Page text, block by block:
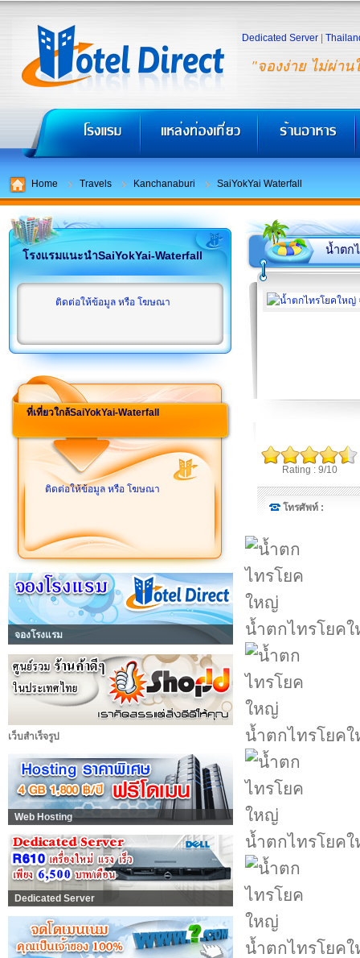
"จองง่าย ไม่ผ่าน
Dedicated Server
Home Travels Kanchanaburi SaiYokYai Waterfall
โรงแรมแนะนำSaiYokYai-Waterfall
ติดต่อให้ข้อมูล หรือ โฆษณา
ที่เที่ยวใกล้SaiYokYai-Waterfall
ติดต่อให้ข้อมูล หรือ โฆษณา
จองโรงแรม
เว็บสำเร็จรูป
Web Hosting
Dedicated Server
น้ำตก
Rating : 9/10
โทรศัพท์ :
น้ำตกไทรโยค
น้ำตกไทรโยค
น้ำตกไทรโยค
น้ำตกไทรโยค